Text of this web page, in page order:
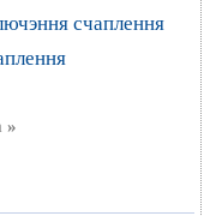
счаплення
»